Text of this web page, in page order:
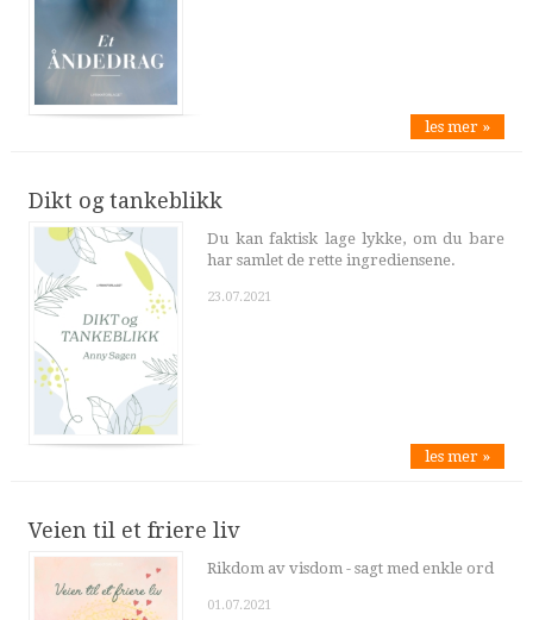
les mer »
Dikt og tankeblikk
Du kan faktisk lage lykke, om du bare
har samlet de rette ingrediensene.
23.07.2021
les mer »
Veien til et friere liv
Rikdom av visdom - sagt med enkle ord
01.07.2021